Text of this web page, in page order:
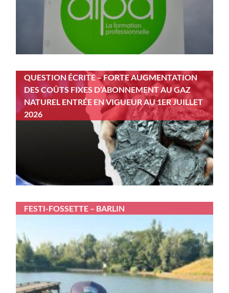
QUESTION ÉCRITE – FORTE AUGMENTATION
DES COÛTS FIXES D’ABONNEMENT AU GAZ
NATUREL ENTRÉE EN VIGUEUR AU 1ER JUILLET
2026
FESTI-FOSSETTE – BARLIN